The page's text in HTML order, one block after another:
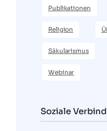
Publikationen
Religion
Säkularismus
Webinar
Soziale